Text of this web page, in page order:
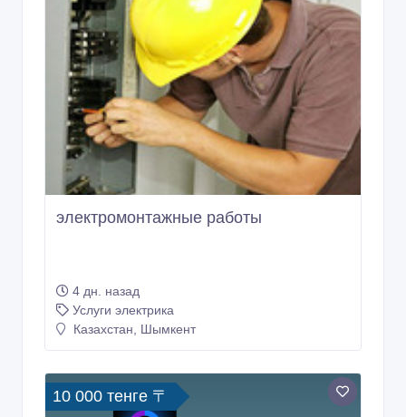
электромонтажные работы
4 дн. назад
Услуги электрика
Казахстан, Шымкент
10 000 тенге 〒